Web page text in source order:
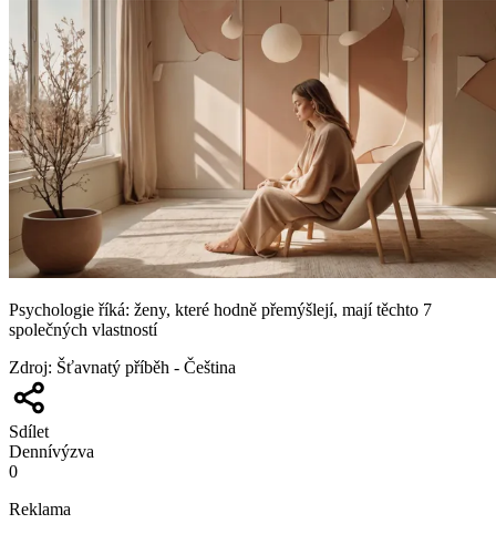
Psychologie říká: ženy, které hodně přemýšlejí, mají těchto 7
společných vlastností
Zdroj: Šťavnatý příběh - Čeština
Sdílet
Dennívýzva
0
Reklama